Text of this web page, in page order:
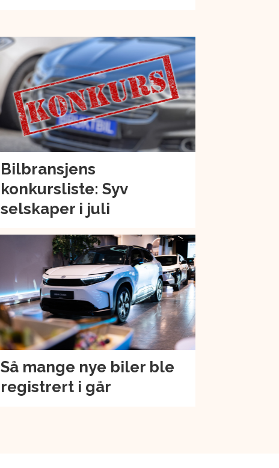
Bilbransjens
konkursliste: Syv
selskaper i juli
Så mange nye biler ble
registrert i går